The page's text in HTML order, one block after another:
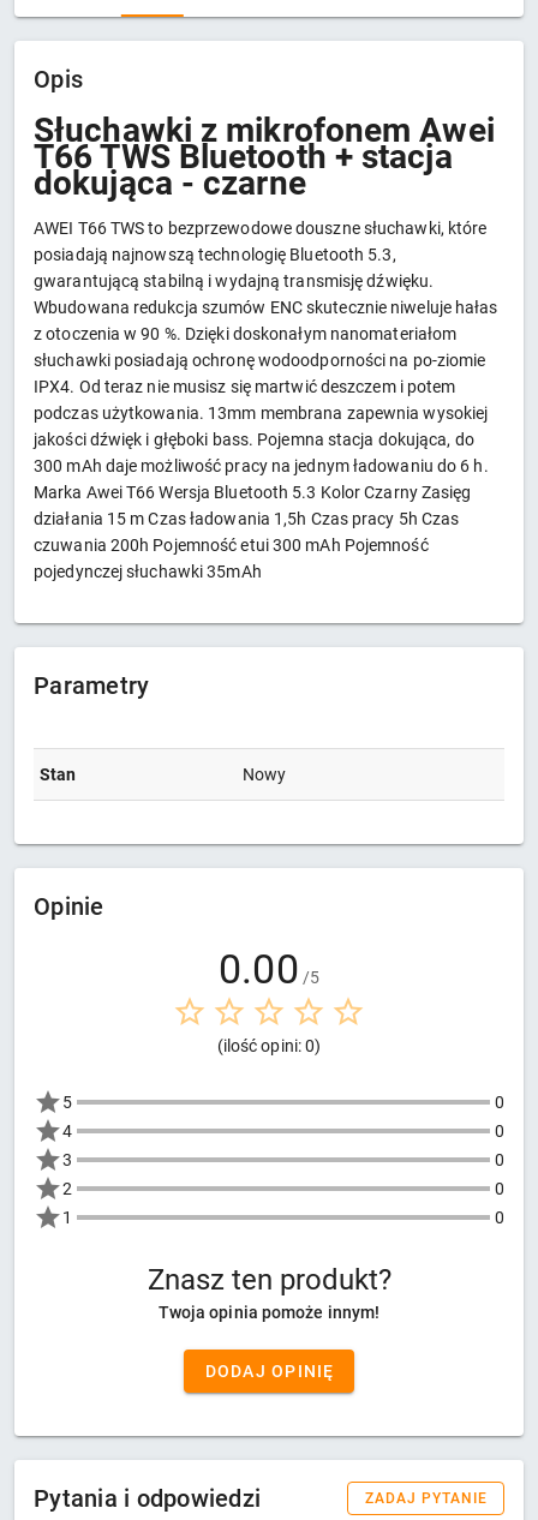
Opis
Słuchawki z mikrofonem Awei
T66 TWS Bluetooth + stacja
dokująca - czarne
AWEI T66 TWS to bezprzewodowe douszne słuchawki, które
posiadają najnowszą technologię Bluetooth 5.3,
gwarantującą stabilną i wydajną transmisję dźwięku.
Wbudowana redukcja szumów ENC skutecznie niweluje hałas
z otoczenia w 90 %. Dzięki doskonałym nanomateriałom
słuchawki posiadają ochronę wodoodporności na po-ziomie
IPX4. Od teraz nie musisz się martwić deszczem i potem
podczas użytkowania. 13mm membrana zapewnia wysokiej
jakości dźwięk i głęboki bass. Pojemna stacja dokująca, do
300 mAh daje możliwość pracy na jednym ładowaniu do 6 h.
Marka Awei T66 Wersja Bluetooth 5.3 Kolor Czarny Zasięg
działania 15 m Czas ładowania 1,5h Czas pracy 5h Czas
czuwania 200h Pojemność etui 300 mAh Pojemność
pojedynczej słuchawki 35mAh
Parametry
Stan Nowy
Opinie
0.00 /5
(ilość opini: 0)
5
0
4
0
3
0
2
0
1
0
Znasz ten produkt?
Twoja opinia pomoże innym!
DODAJ OPINIĘ
Pytania i odpowiedzi ZADAJ PYTANIE